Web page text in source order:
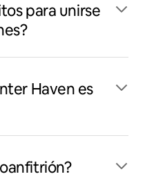
para unirse
Haven es